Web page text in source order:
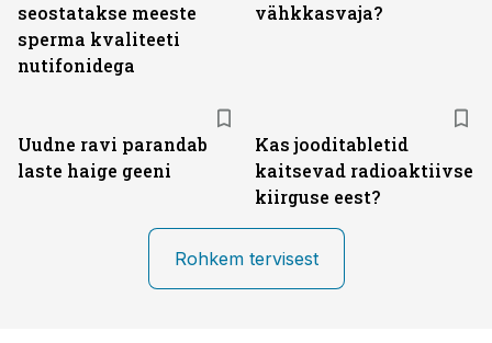
seostatakse meeste
sperma kvaliteeti
nutifonidega
vähkkasvaja?
Uudne ravi parandab
laste haige geeni
Kas jooditabletid
kaitsevad radioaktiivse
kiirguse eest?
Rohkem tervisest